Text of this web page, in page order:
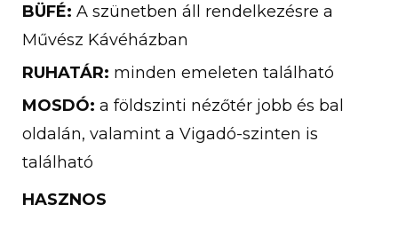
BÜFÉ: A szünetben áll rendelkezésre a
Művész Kávéházban
RUHATÁR: minden emeleten található
MOSDÓ: a földszinti nézőtér jobb és bal
oldalán, valamint a Vigadó-szinten is
található
HASZNOS